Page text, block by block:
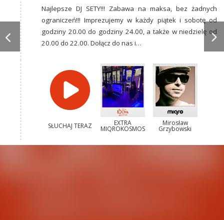
Najlepsze DJ SETY!!! Zabawa na maksa, bez żadnych
ograniczeń!!! Imprezujemy w każdy piątek i sobotę od
godziny 20.00 do godziny 24.00, a także w niedzielę od
20.00 do 22.00. Dołącz do nas i…
SŁUCHAJ TERAZ EXTRA
MIQROKOSMOS
Mirosław
Grzybowski